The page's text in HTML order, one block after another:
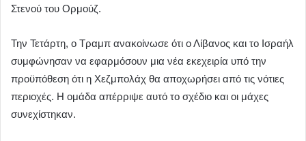
Στενού του Ορμούζ.
Την Τετάρτη, ο Τραμπ ανακοίνωσε ότι ο Λίβανος και το Ισραήλ
συμφώνησαν να εφαρμόσουν μια νέα εκεχειρία υπό την
προϋπόθεση ότι η Χεζμπολάχ θα αποχωρήσει από τις νότιες
περιοχές. Η ομάδα απέρριψε αυτό το σχέδιο και οι μάχες
συνεχίστηκαν.